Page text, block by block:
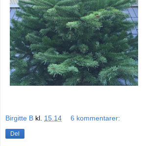
Birgitte B kl. 15.14 6 kommentarer:
Del